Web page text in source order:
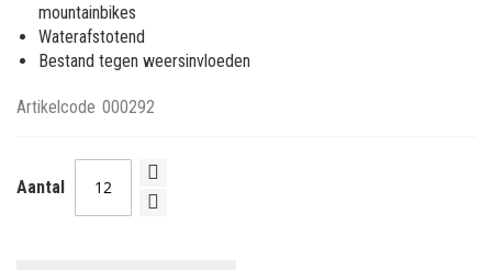
mountainbikes
Waterafstotend
Bestand tegen weersinvloeden
Artikelcode 000292
Aantal